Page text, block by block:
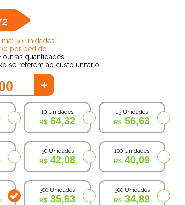
50 unidades
por pedido
outras quantidades
se referem ao custo unitário.
+
10 Unidades
64,32
15 Unidades
56,63
50 Unidades
42,08
100 Unidades
40,09
300 Unidades
35,63
500 Unidades
34,89